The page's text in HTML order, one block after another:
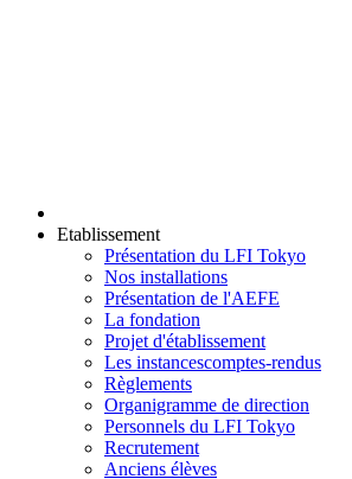
Etablissement
Présentation du LFI Tokyo
Nos installations
Présentation de l'AEFE
La fondation
Projet d'établissement
Les instancescomptes-rendus
Règlements
Organigramme de direction
Personnels du LFI Tokyo
Recrutement
Anciens élèves